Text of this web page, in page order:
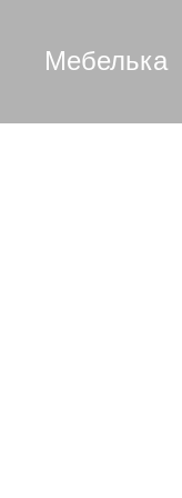
Мебелька